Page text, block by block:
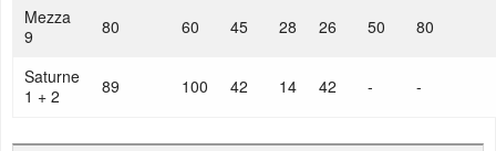
Mezza
9
80 60 45 28 26 50 80
Saturne
1 + 2
89 100 42 14 42 - -